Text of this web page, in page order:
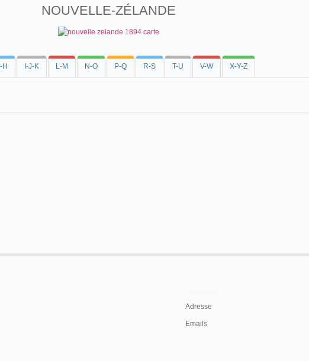
NOUVELLE-ZÉLANDE
H I-J-K L-M N-O P-Q R-S T-U V-W X-Y-Z
Adresse
Emails